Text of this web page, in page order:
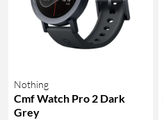
Nothing
Cmf Watch Pro 2 Dark
Grey